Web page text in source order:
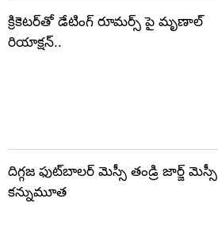
క్రికెటర్‏తో డేటింగ్ రూమర్స్ పై మృణాల్
రియాక్షన్..
దిగ్గజ ఫుట్‌బాలర్ మెస్సీ తండ్రి జార్జ్ మెస్సీ
కన్నుమూత